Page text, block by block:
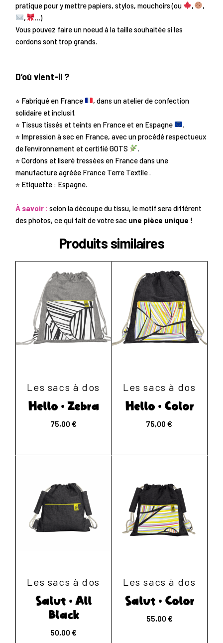
pratique pour y mettre papiers, stylos, mouchoirs (ou ,
,
,
…)
Vous pouvez faire un noeud à la taille souhaitée si les
cordons sont trop grands.
D’où vient-il ?
⭐︎ Fabriqué en France
, dans un atelier de confection
solidaire et inclusif.
⭐︎ Tissus tissés et teints en France et en Espagne
.
⭐︎ Impression à sec en France, avec un procédé respectueux
de l’environnement et certifié GOTS
.
⭐︎ Cordons et liseré tressées en France dans une
manufacture agréée France Terre Textile .
⭐︎ Etiquette : Espagne.
À savoir : selon la découpe du tissu, le motif sera différent
des photos, ce qui fait de votre sac une pièce unique !
Produits similaires
Les sacs à dos
Hello • Zebra
75,00 €
Les sacs à dos
Hello • Color
75,00€
Les sacs à dos
Salut • All
Black
50,00€
Les sacs à dos
Salut • Color
55,00 €